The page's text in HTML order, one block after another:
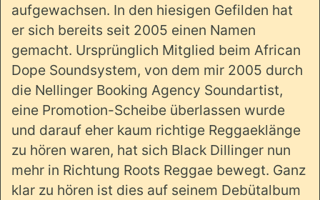
aufgewachsen. In den hiesigen Gefilden hat
er sich bereits seit 2005 einen Namen
gemacht. Ursprünglich Mitglied beim African
Dope Soundsystem, von dem mir 2005 durch
die Nellinger Booking Agency Soundartist,
eine Promotion-Scheibe überlassen wurde
und darauf eher kaum richtige Reggaeklänge
zu hören waren, hat sich Black Dillinger nun
mehr in Richtung Roots Reggae bewegt. Ganz
klar zu hören ist dies auf seinem Debütalbum